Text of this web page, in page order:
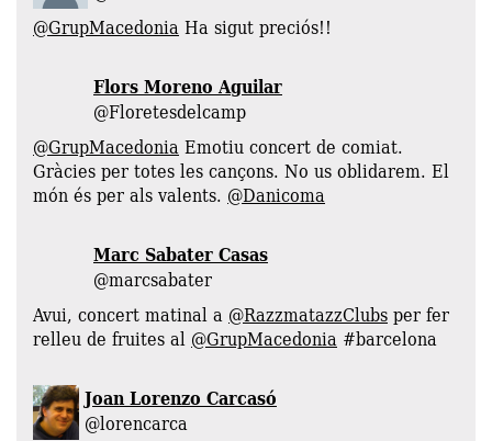
@GrupMacedoniaHa sigut preciós!!
Flors Moreno Aguilar
@Floretesdelcamp
@GrupMacedoniaEmotiu concert de comiat.
Gràcies per totes les cançons. No us oblidarem. El
món és per als valents. @Danicoma
Marc Sabater Casas
@marcsabater
Avui, concert matinal a @RazzmatazzClubsper fer
relleu de fruites al @GrupMacedonia #barcelona
Joan Lorenzo Carcasó
‏@lorencarca